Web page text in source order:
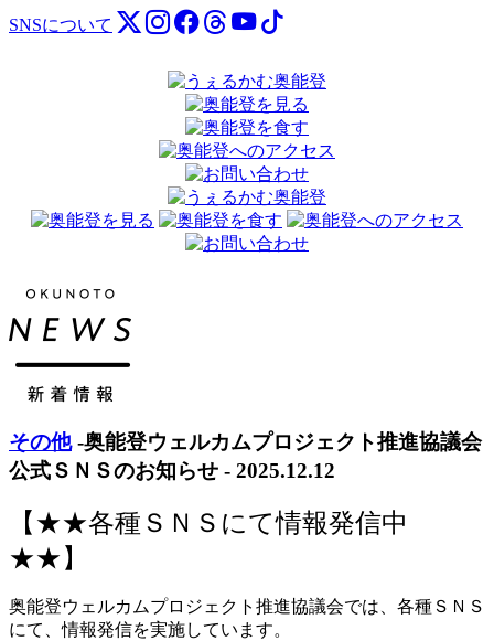
SNSについて
その他-奥能登ウェルカムプロジェクト推進協議会
公式ＳＮＳのお知らせ - 2025.12.12
【★★各種ＳＮＳにて情報発信中
★★】
奥能登ウェルカムプロジェクト推進協議会では、各種ＳＮＳ
にて、情報発信を実施しています。